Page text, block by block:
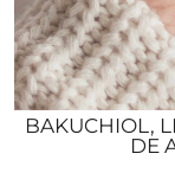
BAKUCHIOL,
DE